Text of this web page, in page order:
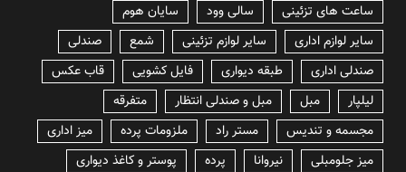
ساعت های تزئینی
سالی وود
سایان هوم
سایر لوازم اداری
سایر لوازم تزئینی شمع
صندلی
صندلی اداری
طبقه دیواری فایل کشویی
قاب عکس
لیلپار
مبل مبل و صندلی انتظار
متفرقه
مجسمه و تندیس
مستر راد ملزومات پرده
میز اداری
میز جلومبلی
نیروانا پرده
پوستر و کاغذ دیواری